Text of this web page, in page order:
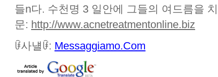
들n다. 수천명 3 일안에 그들의 여드름을
문: http://www.acnetreatmentonline.biz
ꀰ사냴ꀰ: Messaggiamo.Com